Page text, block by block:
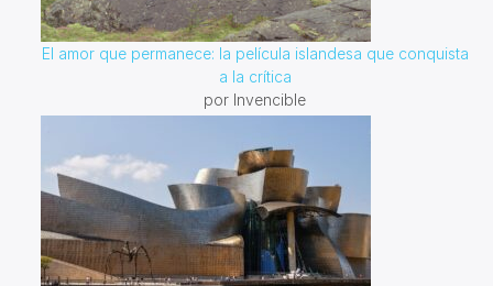
El amor que permanece: la película islandesa que conquista
a la crítica
por Invencible